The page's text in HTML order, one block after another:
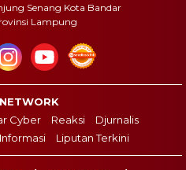
Senang Kota Bandar
Lampung
Cyber Reaksi
Djurnalis
Liputan Terkini